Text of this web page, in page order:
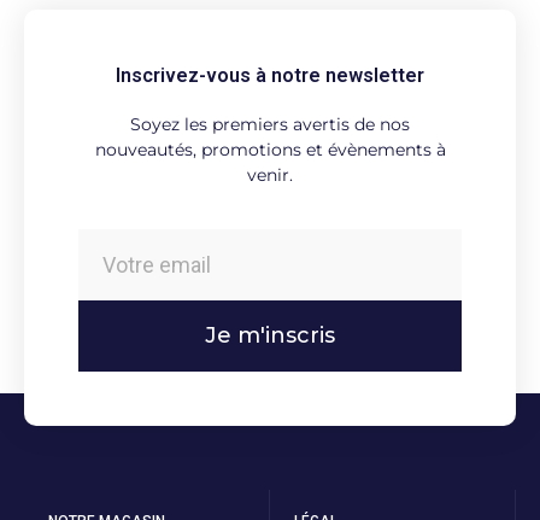
Inscrivez-vous à notre newsletter
Soyez les premiers avertis de nos
nouveautés, promotions et évènements à
venir.
Je m'inscris